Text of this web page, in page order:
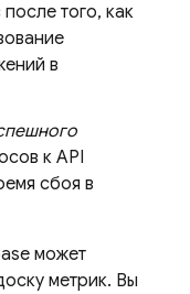
того, как
в
к API
сбоя в
может
метрик. Вы